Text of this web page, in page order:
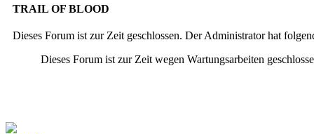
»RE: Eingangshalle
TRAIL OF BLOOD
Dieses Forum ist zur Zeit geschlossen. Der Administrator hat
Dieses Forum ist zur Zeit wegen Wartungsarbeiten